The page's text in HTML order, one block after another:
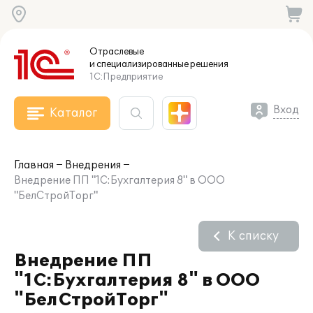
Отраслевые
и специализированныерешения
1С:Предприятие
Каталог Вход
Главная
Внедрения
Внедрение ПП "1С:Бухгалтерия 8" в ООО
"БелСтройТорг"
Внедрение ПП
"1С:Бухгалтерия 8" в ООО
"БелСтройТорг"
К списку